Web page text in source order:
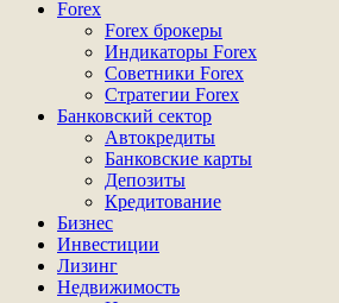
Основное
Forex
Forex брокеры
Индикаторы Forex
Советники Forex
Стратегии Forex
Банковский сектор
Автокредиты
Банковские карты
Депозиты
Кредитование
Бизнес
Инвестиции
Лизинг
Недвижимость